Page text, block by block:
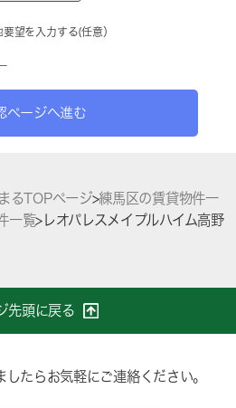
要望を入力する(任意）
ページへ進む
るTOPページ>練馬区の賃貸物件一
一覧>レオパレスメイプルハイム高野
先頭に戻る
たらお気軽にご連絡ください。